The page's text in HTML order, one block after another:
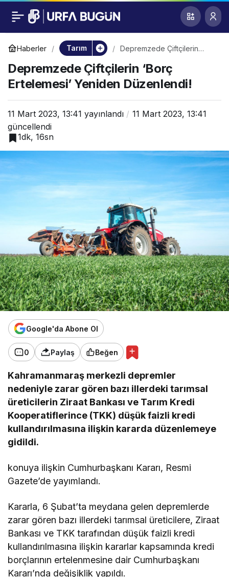
Haberler Tarım
Depremzede Çiftçilerin
Düzenlendi!
Depremzede Çiftçilerin ‘Borç
Ertelemesi’ Yeniden Düzenlendi!
11 Mart 2023, 13:41 yayınlandı
11 Mart 2023, 13:41
güncellendi
1dk, 16sn
Google'da Abone Ol
0 Paylaş Beğen
Kahramanmaraş merkezli depremler
nedeniyle zarar gören bazı illerdeki tarımsal
üreticilerin Ziraat Bankası ve Tarım Kredi
Kooperatiflerince (TKK) düşük faizli kredi
kullandırılmasına ilişkin kararda düzenlemeye
gidildi.
konuya ilişkin Cumhurbaşkanı Kararı, Resmi
Gazete’de yayımlandı.
Kararla, 6 Şubat’ta meydana gelen depremlerde
zarar gören bazı illerdeki tarımsal üreticilere, Ziraat
Bankası ve TKK tarafından düşük faizli kredi
kullandırılmasına ilişkin kararlar kapsamında kredi
borçlarının ertelenmesine dair Cumhurbaşkanı
Kararı’nda değişiklik yapıldı.
Depremzede
Çiftçilerin ‘Borç
Ertelemesi’ Yeniden
Düzenlendi!
0